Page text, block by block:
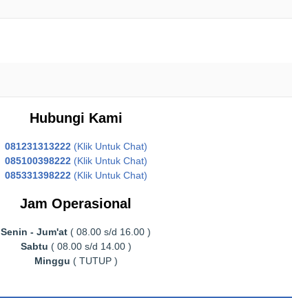
Hubungi Kami
081231313222 (Klik Untuk Chat)
085100398222 (Klik Untuk Chat)
085331398222 (Klik Untuk Chat)
Jam Operasional
Senin - Jum'at ( 08.00 s/d 16.00 )
Sabtu ( 08.00 s/d 14.00 )
Minggu ( TUTUP )